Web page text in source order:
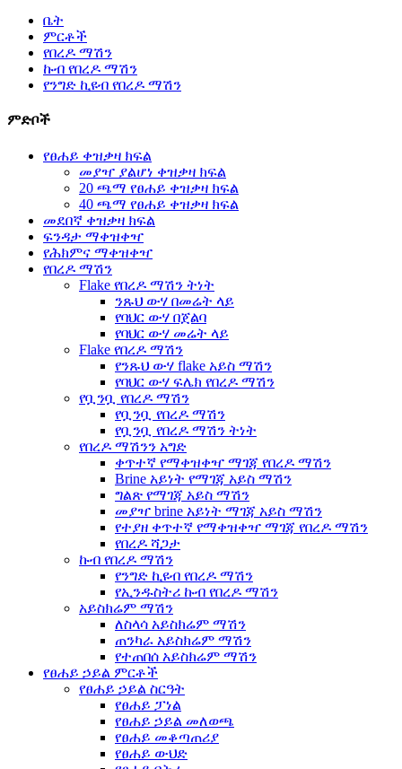
ቤት
ምርቶች
የበረዶ ማሽን
ኩብ የበረዶ ማሽን
የንግድ ኪዩብ የበረዶ ማሽን
ምድቦች
የፀሐይ ቀዝቃዛ ክፍል
መያዣ ያልሆነ ቀዝቃዛ ክፍል
20 ጫማ የፀሐይ ቀዝቃዛ ክፍል
40 ጫማ የፀሐይ ቀዝቃዛ ክፍል
መደበኛ ቀዝቃዛ ክፍል
ፍንዳታ ማቀዝቀዣ
የሕክምና ማቀዝቀዣ
የበረዶ ማሽን
Flake የበረዶ ማሽን ትነት
ንጹህ ውሃ በመሬት ላይ
የባህር ውሃ በጀልባ
የባህር ውሃ መሬት ላይ
Flake የበረዶ ማሽን
የንጹህ ውሃ flake አይስ ማሽን
የባህር ውሃ ፍሌክ የበረዶ ማሽን
የቧንቧ የበረዶ ማሽን
የቧንቧ የበረዶ ማሽን
የቧንቧ የበረዶ ማሽን ትነት
የበረዶ ማሽንን አግድ
ቀጥተኛ የማቀዝቀዣ ማገጃ የበረዶ ማሽን
Brine አይነት የማገጃ አይስ ማሽን
ግልጽ የማገጃ አይስ ማሽን
መያዣ brine አይነት ማገጃ አይስ ማሽን
የተያዘ ቀጥተኛ የማቀዝቀዣ ማገጃ የበረዶ ማሽን
የበረዶ ሻጋታ
ኩብ የበረዶ ማሽን
የንግድ ኪዩብ የበረዶ ማሽን
የኢንዱስትሪ ኩብ የበረዶ ማሽን
አይስክሬም ማሽን
ለስላሳ አይስክሬም ማሽን
ጠንካራ አይስክሬም ማሽን
የተጠበሰ አይስክሬም ማሽን
የፀሐይ ኃይል ምርቶች
የፀሐይ ኃይል ስርዓት
የፀሐይ ፓነል
የፀሐይ ኃይል መለወጫ
የፀሐይ መቆጣጠሪያ
የፀሐይ ውህድ